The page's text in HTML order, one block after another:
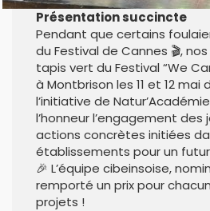
Présentation succincte
Pendant que certains
du Festival de Cannes 🎬,
tapis vert du Festival “We
à Montbrison les 11 et 12 mai
l’initiative de
l’honneur l’engagement des
actions concrètes initiées
établissements pour un
🎉 L’équipe cibeinsoise,
remporté un prix pour
projets !